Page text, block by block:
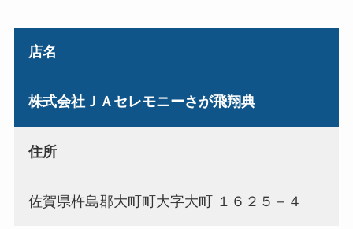
店名
株式会社ＪＡセレモニーさが飛翔典
住所
佐賀県杵島郡大町町大字大町 １６２５－４